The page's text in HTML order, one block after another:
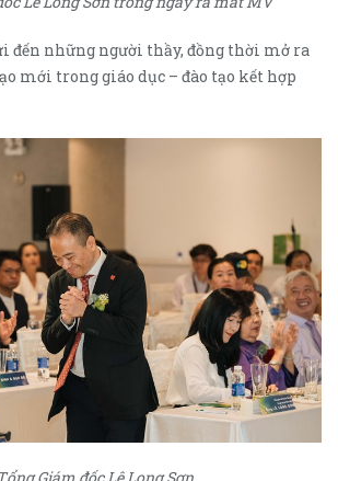
đến những người thầy, đồng thời mở ra
mới trong giáo dục – đào tạo kết hợp